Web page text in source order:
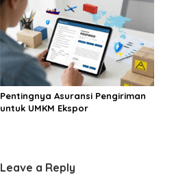
Pentingnya Asuransi Pengiriman
untuk UMKM Ekspor
Leave a Reply